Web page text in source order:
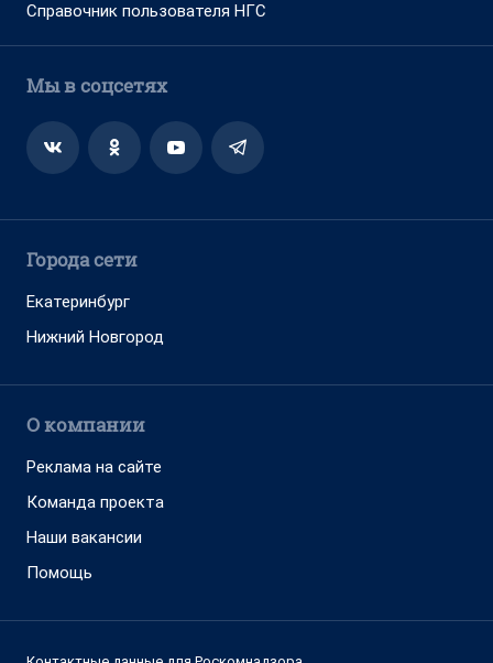
Справочник пользователя НГС
Мы в соцсетях
Города сети
Екатеринбург
Нижний Новгород
О компании
Реклама на сайте
Команда проекта
Наши вакансии
Помощь